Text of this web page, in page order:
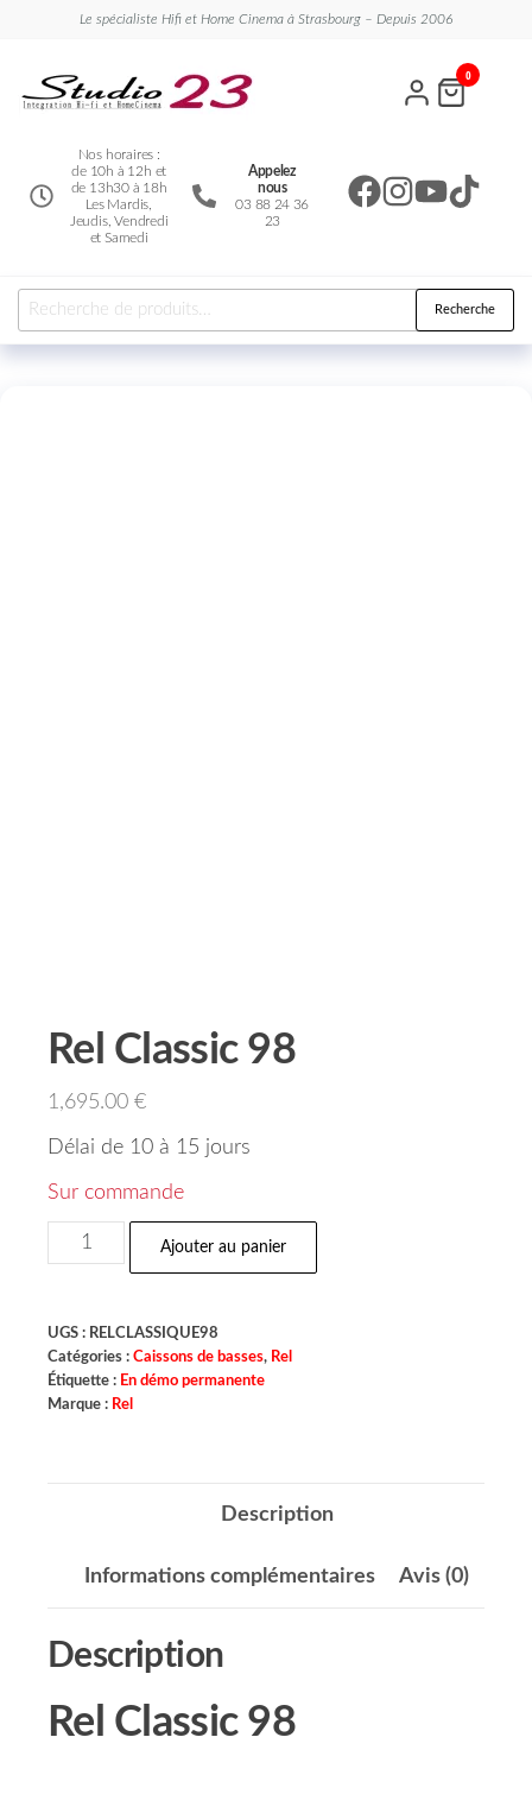
Le spécialiste Hifi et Home Cinema à Strasbourg – Depuis 2006
Nos horaires :
de 10h à 12h et
de 13h30 à 18h
Les Mardis,
Jeudis, Vendredi
et Samedi
Appelez
nous
03 88 24 36
23
0
Recherche
Rel Classic 98
1,695.00 €
Délai de 10 à 15 jours
Sur commande
Ajouter au panier
UGS : RELCLASSIQUE98
Catégories : Caissons de basses, Rel
Étiquette : En démo permanente
Marque : Rel
Description
Informations complémentaires Avis (0)
Description
Rel Classic 98